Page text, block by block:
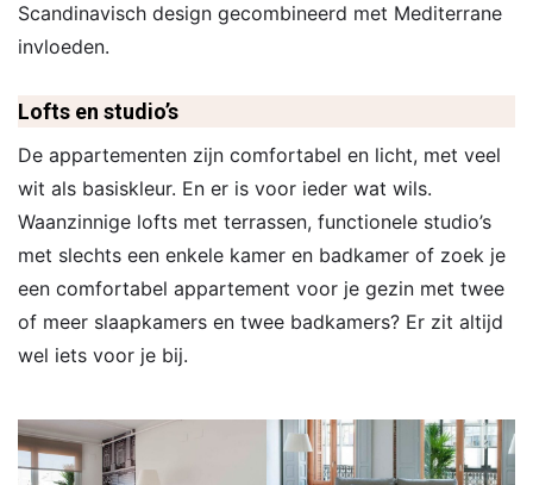
Scandinavisch design gecombineerd met Mediterrane
invloeden.
Lofts en studio’s
De appartementen zijn comfortabel en licht, met veel
wit als basiskleur. En er is voor ieder wat wils.
Waanzinnige lofts met terrassen, functionele studio’s
met slechts een enkele kamer en badkamer of zoek je
een comfortabel appartement voor je gezin met twee
of meer slaapkamers en twee badkamers? Er zit altijd
wel iets voor je bij.